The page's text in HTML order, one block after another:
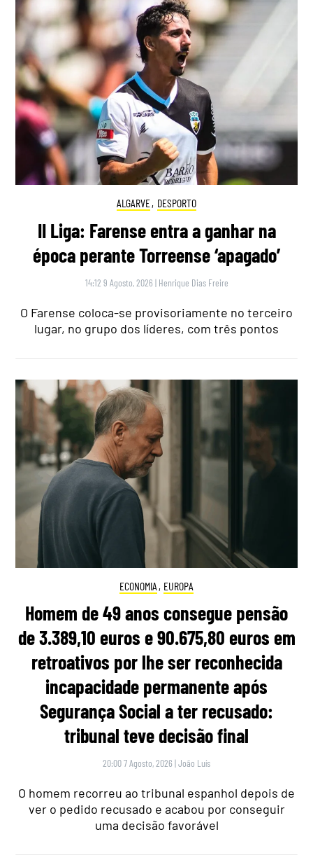
ALGARVE, DESPORTO
II Liga: Farense entra a ganhar na
época perante Torreense ‘apagado’
14:12 9 Agosto, 2026 | Henrique Dias Freire
O Farense coloca-se provisoriamente no terceiro
lugar, no grupo dos líderes, com três pontos
ECONOMIA , EUROPA
Homem de 49 anos consegue pensão
de 3.389,10 euros e 90.675,80 euros em
retroativos por lhe ser reconhecida
incapacidade permanente após
Segurança Social a ter recusado:
tribunal teve decisão final
20:00 7 Agosto, 2026 |João Luís
O homem recorreu ao tribunal espanhol depois de
ver o pedido recusado e acabou por conseguir
uma decisão favorável